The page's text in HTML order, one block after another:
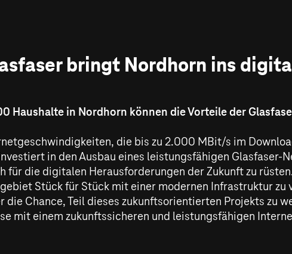
bringt Nordhorn ins
Haushalte in Nordhorn können die Vorteile der
die bis zu 2.000 MBit/s im
in den Ausbau eines leistungsfähigen Glasfaser-
für die digitalen Herausforderungen der Zukunft zu
Stück für Stück mit einer modernen Infrastruktur zu
die Chance, Teil dieses zukunftsorientierten Projekts zu
mit einem zukunftssicheren und leistungsfähigen